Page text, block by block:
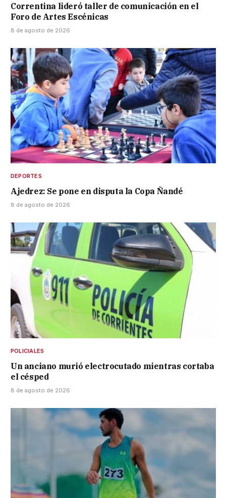
Correntina lideró taller de comunicación en el
Foro de Artes Escénicas
8 de agosto de 2026
DEPORTES
Ajedrez: Se pone en disputa la Copa Ñandé
8 de agosto de 2026
POLICIALES
Un anciano murió electrocutado mientras cortaba
el césped
8 de agosto de 2026